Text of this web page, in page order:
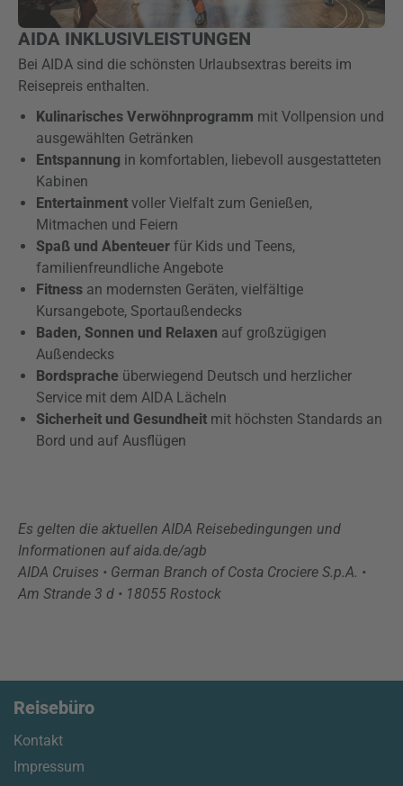
AIDA INKLUSIVLEISTUNGEN
Bei AIDA sind die schönsten Urlaubsextras bereits im
Reisepreis enthalten.
Kulinarisches Verwöhnprogramm mit Vollpension und
ausgewählten Getränken
Entspannung in komfortablen, liebevoll ausgestatteten
Kabinen
Entertainment voller Vielfalt zum Genießen,
Mitmachen und Feiern
Spaß und Abenteuer für Kids und Teens,
familienfreundliche Angebote
Fitness an modernsten Geräten, vielfältige
Kursangebote, Sportaußendecks
Baden, Sonnen und Relaxen auf großzügigen
Außendecks
Bordsprache überwiegend Deutsch und herzlicher
Service mit dem AIDA Lächeln
Sicherheit und Gesundheit mit höchsten Standards an
Bord und auf Ausflügen
Es gelten die aktuellen AIDA Reisebedingungen und
Informationen auf aida.de/agb
AIDA Cruises • German Branch of Costa Crociere S.p.A. •
Am Strande 3 d • 18055 Rostock
Reisebüro
Kontakt
Impressum